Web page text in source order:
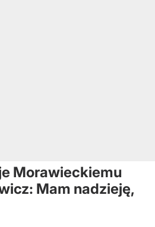
Morawieckiemu
Mam nadzieję,